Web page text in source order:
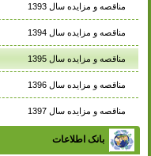
مناقصه و مزایده سال 1393
مناقصه و مزایده سال 1394
مناقصه و مزایده سال 1395
مناقصه و مزایده سال 1396
مناقصه و مزایده سال 1397
بانک اطلاعات